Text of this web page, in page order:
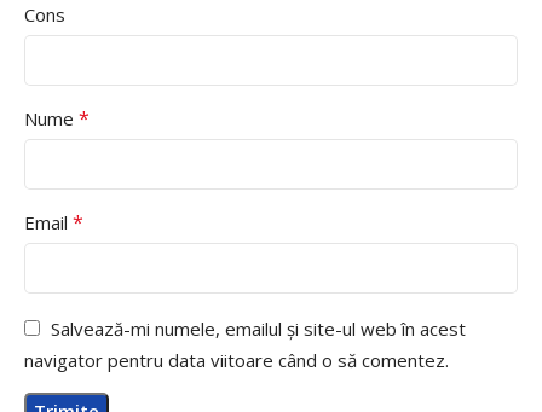
Cons
Nume *
Email *
Salvează-mi numele, emailul și site-ul web în acest
navigator pentru data viitoare când o să comentez.